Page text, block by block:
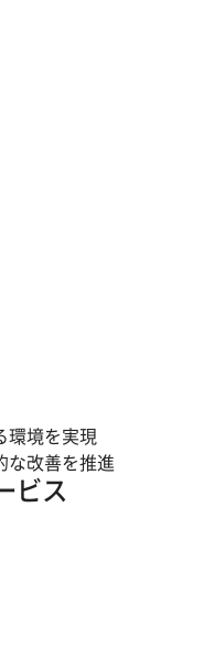
環境を実現
な改善を推進
ビス